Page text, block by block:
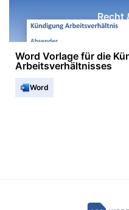
Recht
Word Vorlage für die
Arbeitsverhältnisses
Word